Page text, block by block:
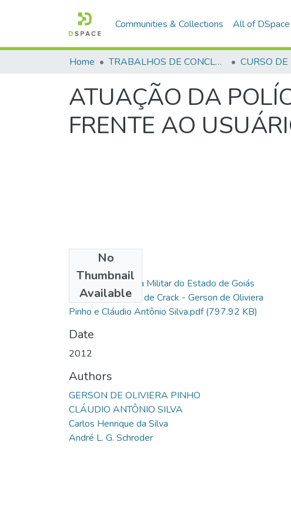
Communities & Collections All of DSpace
Home TRABALHOS DE CONCLUSÃO DE CURSO - CEGESP (CURSO DE ESPECIALIZAÇÃO EM GERENCIAMENTO EM SEGURANÇA PÚBLICA)
ATUAÇÃO DA
FRENTE AO
No
Thumbnail
Available
Atuação da Polícia Militar do Estado de Goiás
Frente ao Usuário de Crack - Gerson de Oliviera
Pinho e Cláudio Antônio Silva.pdf(797.92 KB)
Date
2012
Authors
GERSON DE OLIVIERA PINHO
CLÁUDIO ANTÔNIO SILVA
Carlos Henrique da Silva
André L. G. Schroder